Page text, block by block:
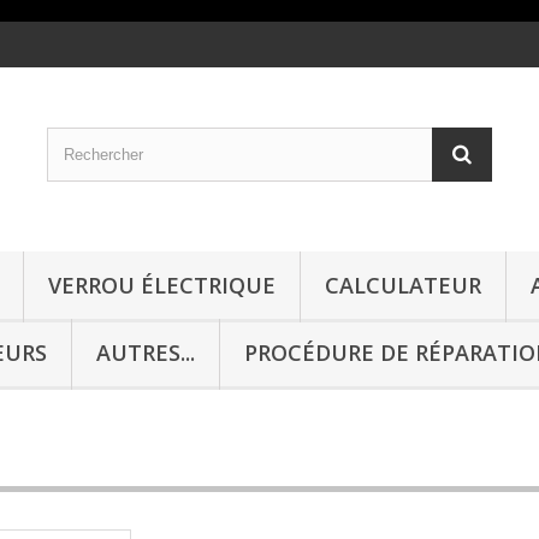
VERROU ÉLECTRIQUE CALCULATEUR
AUTRES... PROCÉDURE DE